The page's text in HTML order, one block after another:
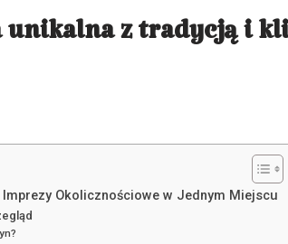
unikalna z tradycją i
Imprezy Okolicznościowe w Jednym Miejscu